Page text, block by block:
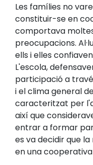
Les famílies no
constituir-se en
comportava
preocupacions.
ells i elles
L'escola,
participació a
i el clima general
caracteritzat per
així que
entrar a formar
es va decidir que
en una